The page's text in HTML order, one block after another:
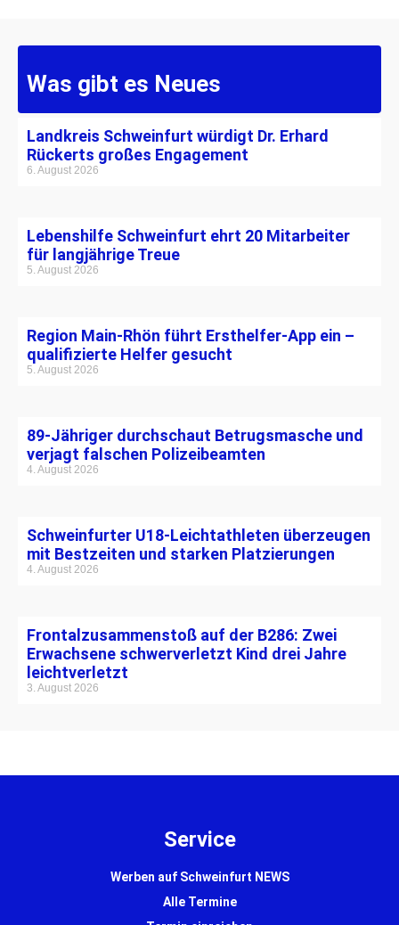
Was gibt es Neues
Landkreis Schweinfurt würdigt Dr. Erhard
Rückerts großes Engagement
6. August 2026
Lebenshilfe Schweinfurt ehrt 20 Mitarbeiter
für langjährige Treue
5. August 2026
Region Main-Rhön führt Ersthelfer-App ein –
qualifizierte Helfer gesucht
5. August 2026
89-Jähriger durchschaut Betrugsmasche und
verjagt falschen Polizeibeamten
4. August 2026
Schweinfurter U18-Leichtathleten überzeugen
mit Bestzeiten und starken Platzierungen
4. August 2026
Frontalzusammenstoß auf der B286: Zwei
Erwachsene schwerverletzt Kind drei Jahre
leichtverletzt
3. August 2026
Service
Werben auf Schweinfurt NEWS
Alle Termine